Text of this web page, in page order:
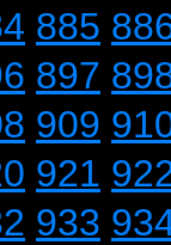
885
897
909
921
933